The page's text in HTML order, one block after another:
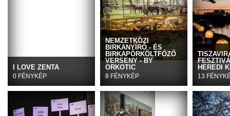
I LOVE ZENTA
0 FÉNYKÉP
NEMZETKÖZI
BIRKANYÍRÓ - ÉS
BIRKAPÖRKÖLTFŐZŐ
VERSENY - BY
ORKOTIC
8 FÉNYKÉP
HEREDI
13